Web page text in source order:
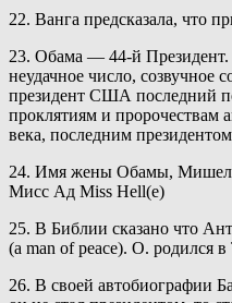
22. Ванга предсказала, что
23. Обама — 44-й
неудачное число, созвучное
президент США последний
проклятиям и пророчествам
века, последним
24. Имя жены Обамы,
Мисс Ад Miss Hell(e)
25. В Библии сказано что
(a man of peace). О. родился
26. В своей автобиографии